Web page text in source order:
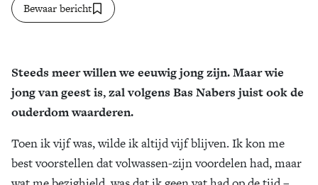
Bewaar bericht
Steeds meer willen we eeuwig jong zijn. Maar wie
jong van geest is, zal volgens Bas Nabers juist ook de
ouderdom waarderen.
Toen ik vijf was, wilde ik altijd vijf blijven. Ik kon me
best voorstellen dat volwassen-zijn voordelen had, maar